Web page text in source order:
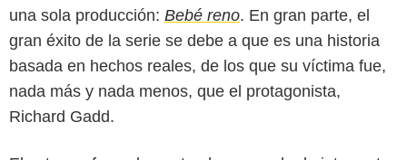
una sola producción: Bebé reno. En gran parte, el
gran éxito de la serie se debe a que es una historia
basada en hechos reales, de los que su víctima fue,
nada más y nada menos, que el protagonista,
Richard Gadd.